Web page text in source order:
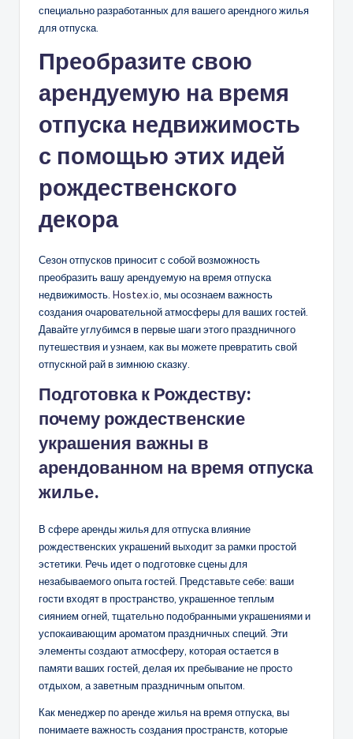
специально разработанных для вашего арендного жилья
для отпуска.
Преобразите свою
арендуемую на время
отпуска недвижимость
с помощью этих идей
рождественского
декора
Сезон отпусков приносит с собой возможность
преобразить вашу арендуемую на время отпуска
недвижимость. Hostex.io , мы осознаем важность
создания очаровательной атмосферы для ваших гостей.
Давайте углубимся в первые шаги этого праздничного
путешествия и узнаем, как вы можете превратить свой
отпускной рай в зимнюю сказку.
Подготовка к Рождеству:
почему рождественские
украшения важны в
арендованном на время отпуска
жилье.
В сфере аренды жилья для отпуска влияние
рождественских украшений выходит за рамки простой
эстетики. Речь идет о подготовке сцены для
незабываемого опыта гостей. Представьте себе: ваши
гости входят в пространство, украшенное теплым
сиянием огней, тщательно подобранными украшениями и
успокаивающим ароматом праздничных специй. Эти
элементы создают атмосферу, которая остается в
памяти ваших гостей, делая их пребывание не просто
отдыхом, а заветным праздничным опытом.
Как менеджер по аренде жилья на время отпуска, вы
понимаете важность создания пространств, которые